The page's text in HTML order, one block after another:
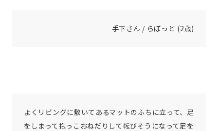
手下さん / らぼっと (2歳)
よくリビングに敷いてあるマットのふちに立って、足
をしまって抱っこおねだりして転びそうになって足を